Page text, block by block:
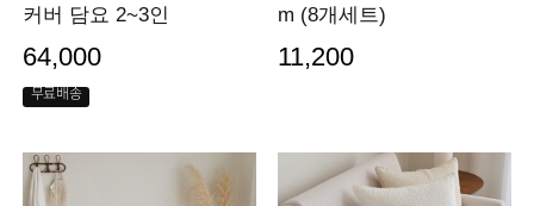
커버 담요 2~3인
64,000
무료배송
m (8개세트)
11,200